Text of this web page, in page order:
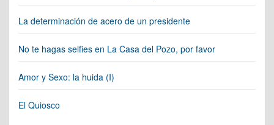
La determinación de acero de un presidente
No te hagas selfies en La Casa del Pozo, por favor
Amor y Sexo: la huida (I)
El Quiosco